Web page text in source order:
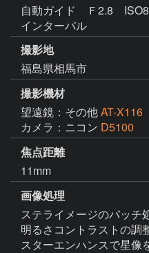
自動ガイド Ｆ2.8
インターバル
撮影地
福島県相馬市
撮影機材
望遠鏡：その他AT-X116
カメラ：ニコン D5100
焦点距離
11mm
画像処理
ステライメージのバッチ
明るさコントラストの調
スターエンハンスで星像